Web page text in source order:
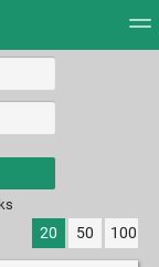
20 50 100